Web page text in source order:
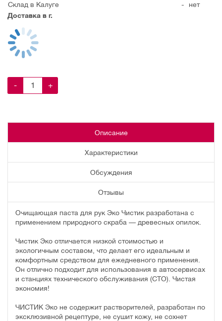
Склад в Калуге
-
нет
Доставка в г.
- +
Описание
Характеристики
Обсуждения
Отзывы
Очищающая паста для рук Эко Чистик разработана с
применением природного скраба — древесных опилок.
Чистик Эко отличается низкой стоимостью и
экологичным составом, что делает его идеальным и
комфортным средством для ежедневного применения.
Он отлично подходит для использования в автосервисах
и станциях технического обслуживания (СТО). Чистая
экономия!
ЧИСТИК Эко не содержит растворителей, разработан по
эксклюзивной рецептуре, не сушит кожу, не сохнет